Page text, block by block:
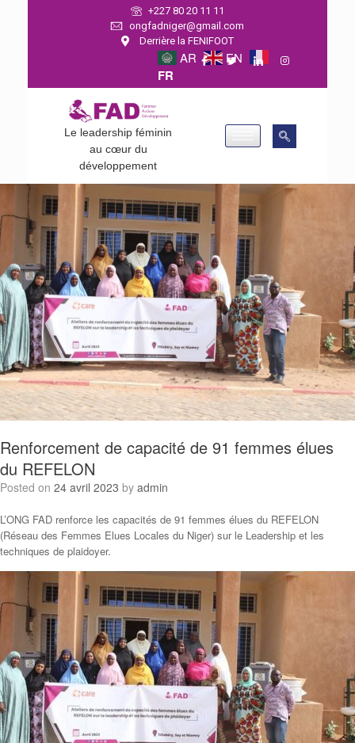
+227 80 20 11 11
ongfadniger@gmail.com
Derrière la FENIFOOT
AR EN
FR
Le leadership féminin
au cœur du
développement
Renforcement de capacité de 91 femmes élues
du REFELON
Posted on 24 avril 2023 by admin
L’ONG FAD renforce les capacités de 91 femmes élues du REFELON
(Réseau des Femmes Elues Locales du Niger) sur le Leadership et les
techniques de plaidoyer.